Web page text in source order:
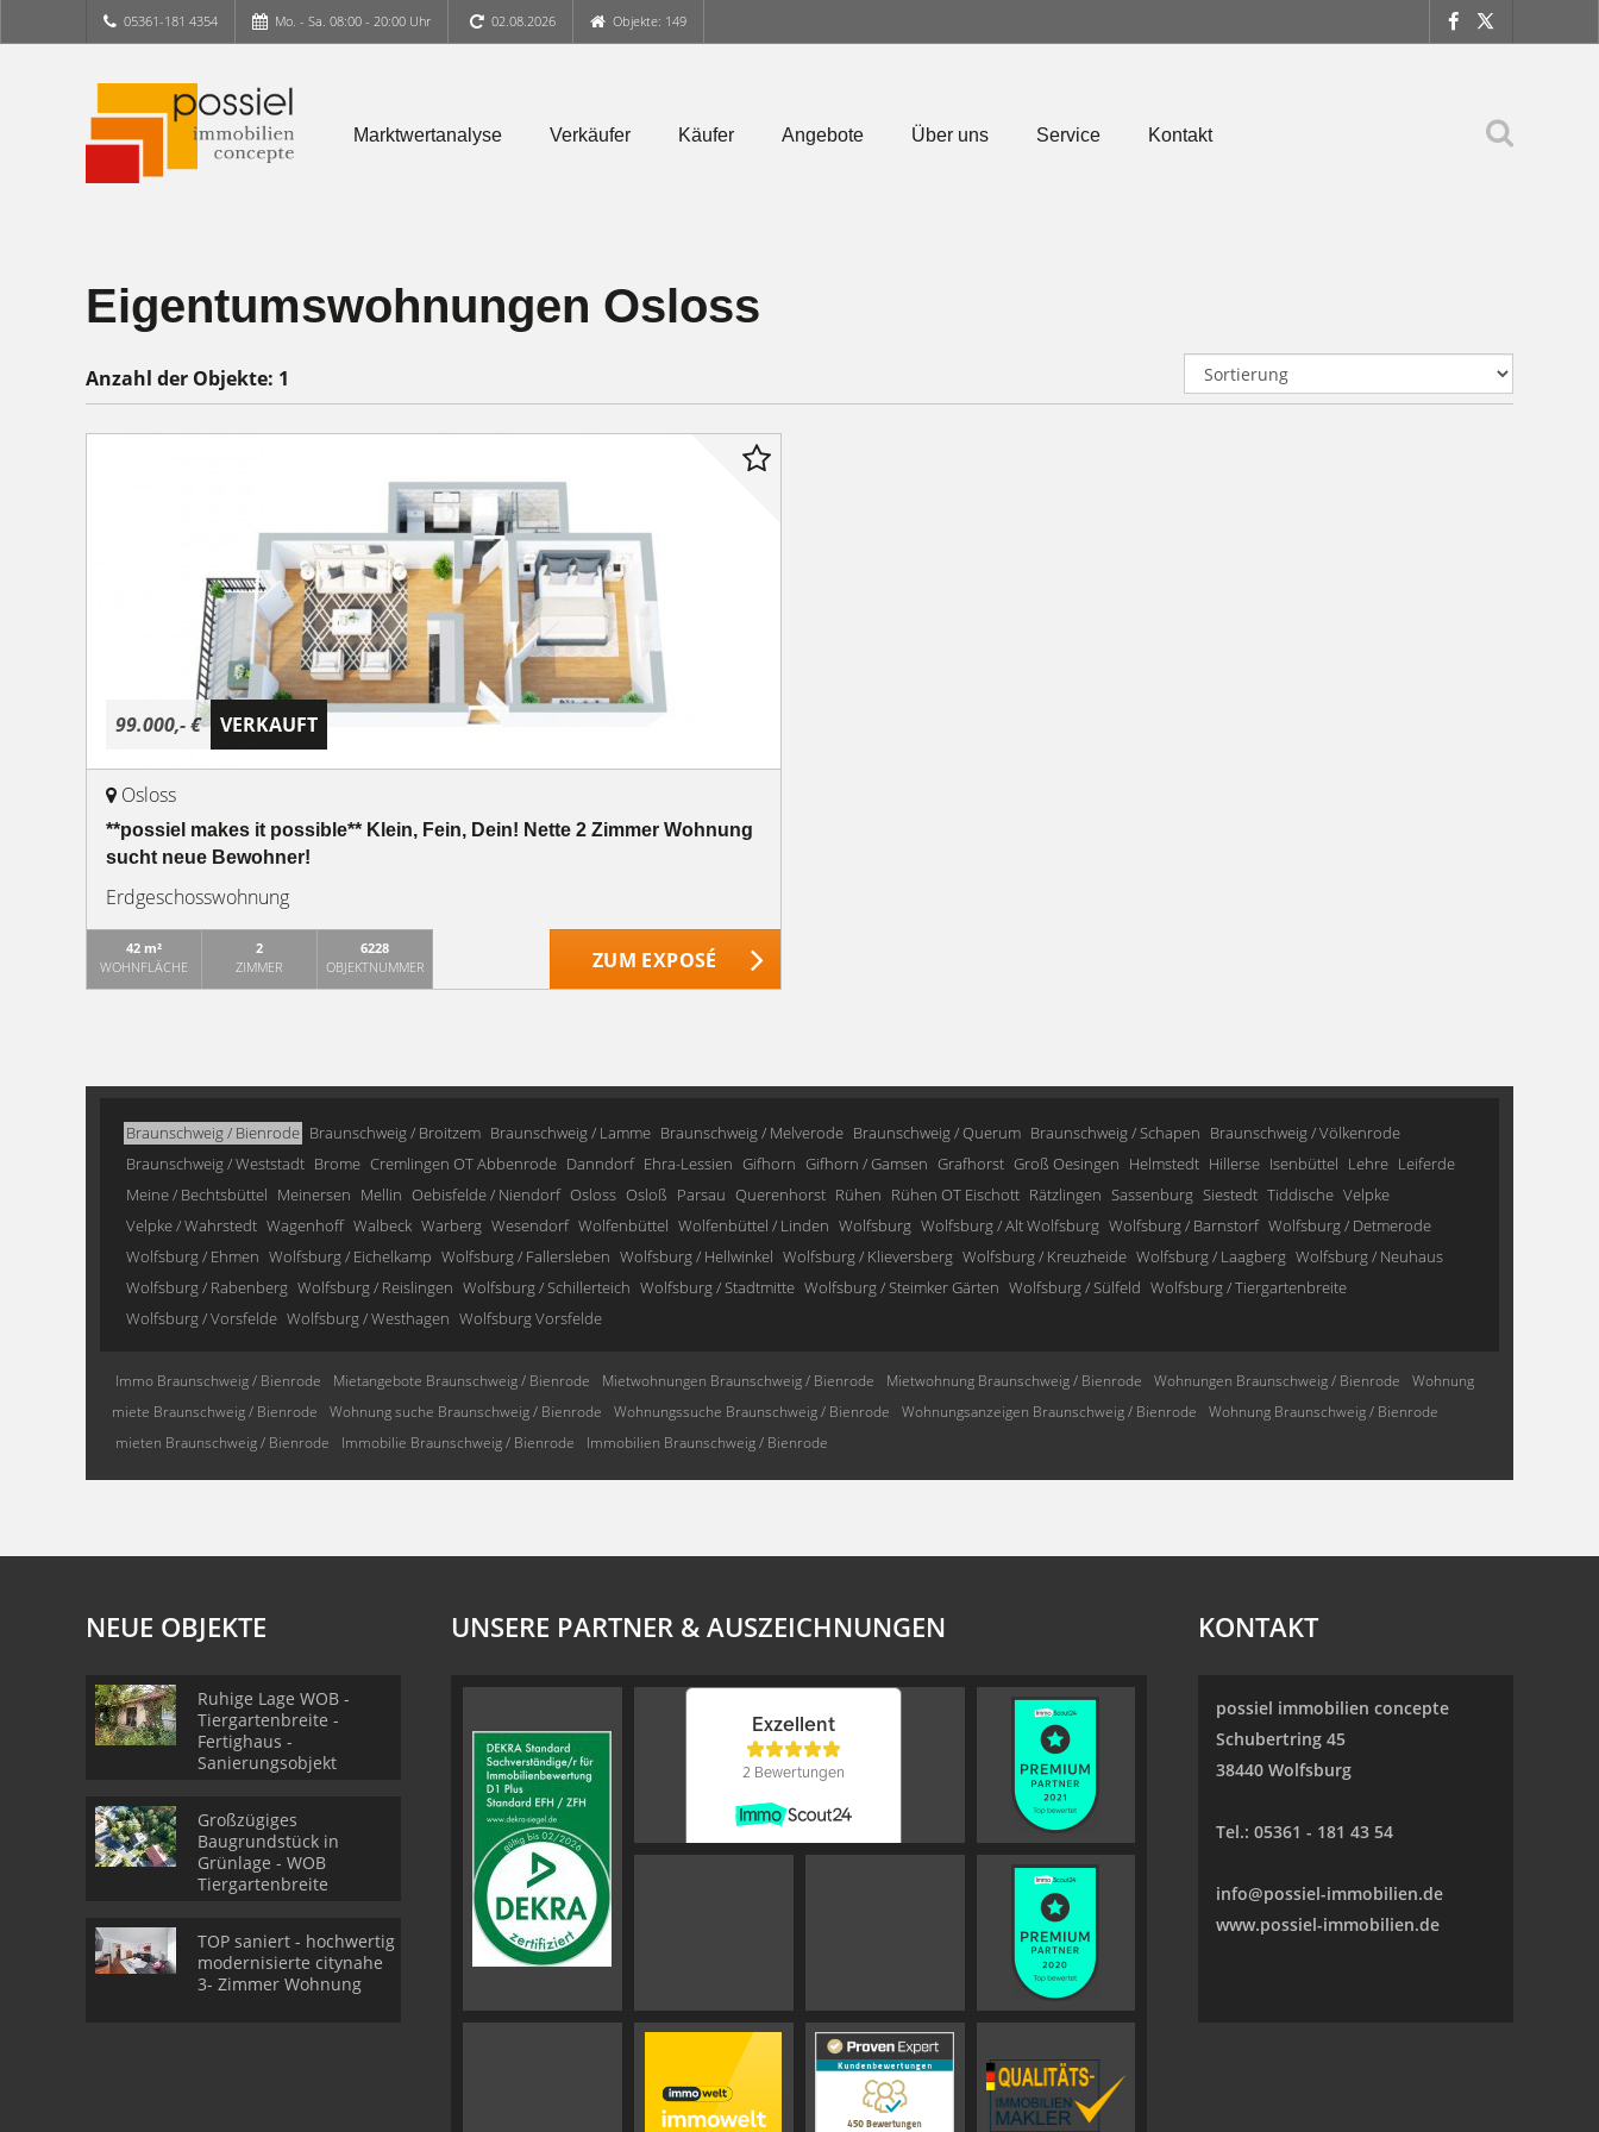
05361-181 4354 Mo. - Sa. 08:00 - 20:00 Uhr 02.08.2026 Objekte: 149
Marktwertanalyse Verkäufer Käufer Angebote Über uns Service Kontakt
Eigentumswohnungen Osloss
Anzahl der Objekte: 1
99.000,- € VERKAUFT
Osloss
**possiel makes it possible** Klein, Fein, Dein! Nette 2 Zimmer Wohnung
sucht neue Bewohner!
Erdgeschosswohnung
42 m²
WOHNFLÄCHE
2
ZIMMER
6228
OBJEKTNUMMER
ZUM EXPOSÉ
Braunschweig / Bienrode Braunschweig / Broitzem Braunschweig / Lamme Braunschweig / Melverode Braunschweig / Querum Braunschweig / Schapen Braunschweig / Völkenrode
Braunschweig / Weststadt Brome Cremlingen OT Abbenrode Danndorf Ehra-Lessien Gifhorn Gifhorn / Gamsen Grafhorst Groß Oesingen Helmstedt Hillerse Isenbüttel Lehre Leiferde
Meine / Bechtsbüttel Meinersen Mellin Oebisfelde / Niendorf Osloss Osloß Parsau Querenhorst Rühen Rühen OT Eischott Rätzlingen Sassenburg Siestedt Tiddische Velpke
Velpke / Wahrstedt Wagenhoff Walbeck Warberg Wesendorf Wolfenbüttel Wolfenbüttel / Linden Wolfsburg Wolfsburg / Alt Wolfsburg Wolfsburg / Barnstorf Wolfsburg / Detmerode
Wolfsburg / Ehmen Wolfsburg / Eichelkamp Wolfsburg / Fallersleben Wolfsburg / Hellwinkel Wolfsburg / Klieversberg Wolfsburg / Kreuzheide Wolfsburg / Laagberg Wolfsburg / Neuhaus
Wolfsburg / Rabenberg Wolfsburg / Reislingen Wolfsburg / Schillerteich Wolfsburg / Stadtmitte Wolfsburg / Steimker Gärten Wolfsburg / Sülfeld Wolfsburg / Tiergartenbreite
Wolfsburg / Vorsfelde Wolfsburg / Westhagen Wolfsburg Vorsfelde
Immo Braunschweig / Bienrode Mietangebote Braunschweig / Bienrode Mietwohnungen Braunschweig / Bienrode Mietwohnung Braunschweig / Bienrode Wohnungen Braunschweig / Bienrode
Wohnung
miete Braunschweig / Bienrode
Wohnung suche Braunschweig / Bienrode Wohnungssuche Braunschweig / Bienrode Wohnungsanzeigen Braunschweig / Bienrode
Wohnung Braunschweig / Bienrode
mieten Braunschweig / Bienrode
Immobilie Braunschweig / Bienrode Immobilien Braunschweig / Bienrode
NEUE OBJEKTE
Ruhige Lage WOB -
Tiergartenbreite -
Fertighaus -
Sanierungsobjekt
Großzügiges
Baugrundstück in
Grünlage - WOB
Tiergartenbreite
TOP saniert - hochwertig
modernisierte citynahe
3- Zimmer Wohnung
UNSERE PARTNER & AUSZEICHNUNGEN KONTAKT
possiel immobilien concepte
Schubertring 45
38440 Wolfsburg
Tel.: 05361 - 181 43 54
info@possiel-immobilien.de
www.possiel-immobilien.de